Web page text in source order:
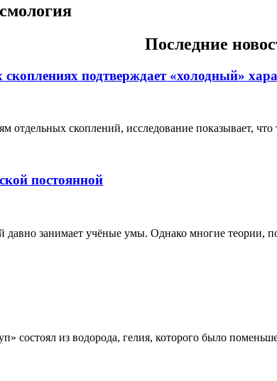
Последние
подтверждает «холодный»
скоплений, исследование показывает,
постоянной
давно занимает учёные умы. Однако многие теории,
состоял из водорода, гелия, которого было